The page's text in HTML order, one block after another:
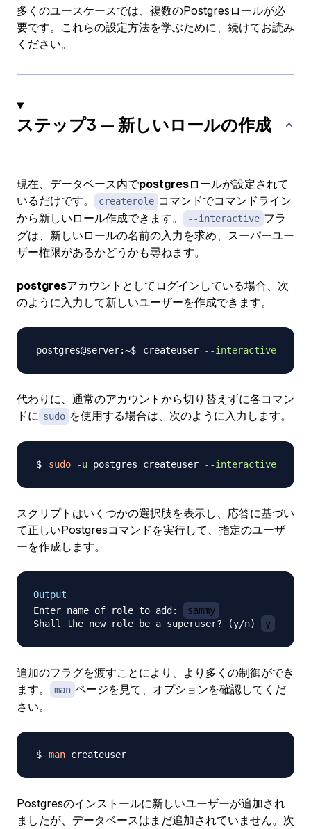
多くのユースケースでは、複数のPostgresロールが必
要です。これらの設定方法を学ぶために、続けてお読み
ください。
ステップ3 — 新しいロールの作成
現在、データベース内でpostgresロールが設定されて
いるだけです。
createrole コマンドでコマンドライン
から新しいロール作成できます。
--interactive フラ
グは、新しいロールの名前の入力を求め、スーパーユー
ザー権限があるかどうかも尋ねます。
postgresアカウントとしてログインしている場合、次
のように入力して新しいユーザーを作成できます。
createuser --interactive
代わりに、通常のアカウントから切り替えずに各コマン
ドに sudo を使用する場合は、次のように入力します。
sudo -u postgres createuser --interactive
スクリプトはいくつかの選択肢を表示し、応答に基づい
て正しいPostgresコマンドを実行して、指定のユーザ
ーを作成します。
Output
Enter name of role to add:
sammy
Shall the new role be a superuser? (y/n)
y
追加のフラグを渡すことにより、より多くの制御ができ
ます。
man ページを見て、オプションを確認してくだ
さい。
man
Postgresのインストールに新しいユーザーが追加され
ましたが、データベースはまだ追加されていません。次